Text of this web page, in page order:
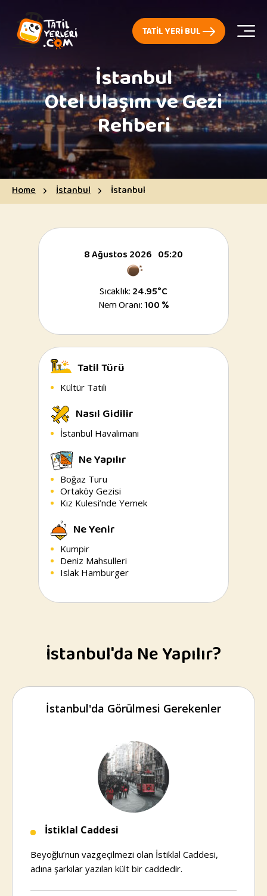
TATIL YERI BUL
İstanbul
Otel Ulaşım ve Gezi
Rehberi
Home İstanbul İstanbul
Tatil Türü
Kültür Tatili
Nasıl Gidilir
İstanbul Havalimanı
Ne Yapılır
Boğaz Turu
Ortaköy Gezisi
Kız Kulesi’nde Yemek
Ne Yenir
Kumpir
Deniz Mahsulleri
Islak Hamburger
8 Ağustos 2026 05:20
Sıcaklık:24.95°C
Nem Oranı:100 %
İstanbul'da Ne Yapılır?
İstanbul'da Görülmesi Gerekenler
İstiklal Caddesi
Beyoğlu’nun vazgeçilmezi olan İstiklal Caddesi,
adına şarkılar yazılan kült bir caddedir.